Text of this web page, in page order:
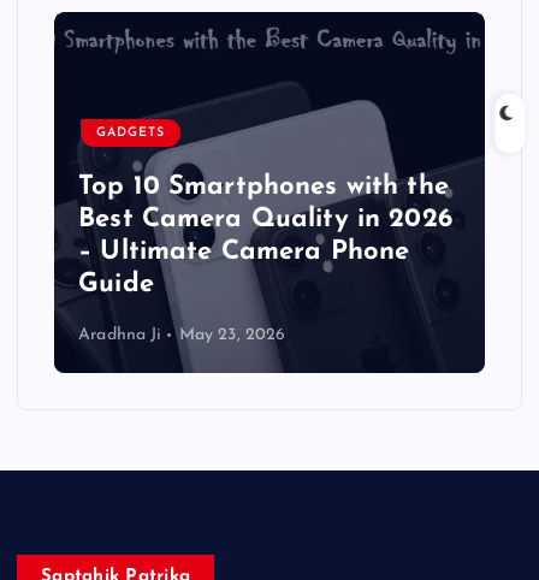
GADGETS
Top 10 Smartphones with the
Best Camera Quality in 2026
– Ultimate Camera Phone
Guide
Aradhna Ji May 23, 2026